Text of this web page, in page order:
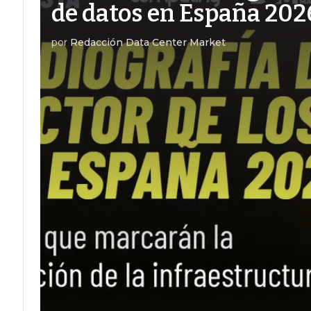
de datos en España
por Redacción Data Center Market